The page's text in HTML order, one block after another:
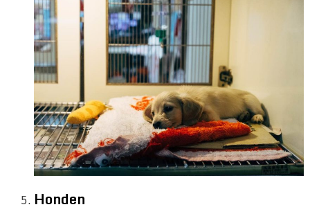
Honden